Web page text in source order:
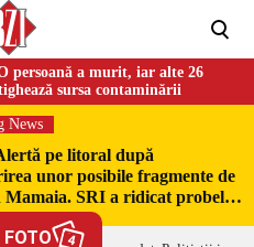
persoană a murit, iar alte 26
sursa contaminării
News
pe litoral după
unor posibile fragmente de
Mamaia. SRI a ridicat probele
FOTO 4